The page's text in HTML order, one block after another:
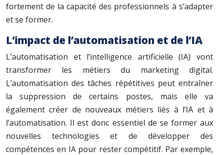
fortement de la capacité des professionnels à s’adapter
et se former.
L’impact de l’automatisation et de l’IA
L’automatisation et l’intelligence artificielle (IA) vont
transformer les métiers du marketing digital.
L’automatisation des tâches répétitives peut entraîner
la suppression de certains postes, mais elle va
également créer de nouveaux métiers liés à l’IA et à
l’automatisation. Il est donc essentiel de se former aux
nouvelles technologies et de développer des
compétences en IA pour rester compétitif. Par exemple,